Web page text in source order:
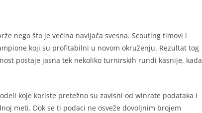
nego što je većina navijača svesna. Scouting timovi i
koji su profitabilni u novom okruženju. Rezultat tog
postaje jasna tek nekoliko turnirskih rundi kasnije, kada
koje koriste pretežno su zavisni od winrate podataka i
meti. Dok se ti podaci ne osveže dovoljnim brojem